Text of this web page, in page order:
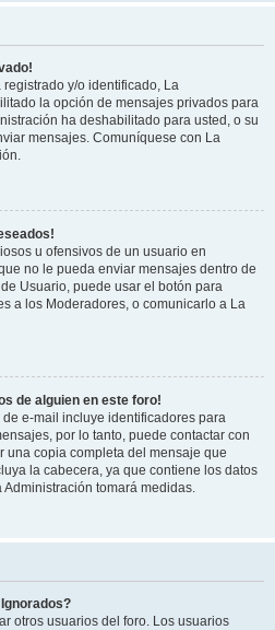
y/o identificado, La
la opción de mensajes privados para
ha deshabilitado para usted, o su
mensajes. Comuníquese con La
u ofensivos de un usuario en
no le pueda enviar mensajes dentro de
Usuario, puede usar el botón para
a los Moderadores, o comunicarlo a La
de alguien en este foro!
e-mail incluye identificadores para
por lo tanto, puede contactar con
una copia completa del mensaje que
la cabecera, ya que contiene los datos
tomará medidas.
otros usuarios del foro. Los usuarios